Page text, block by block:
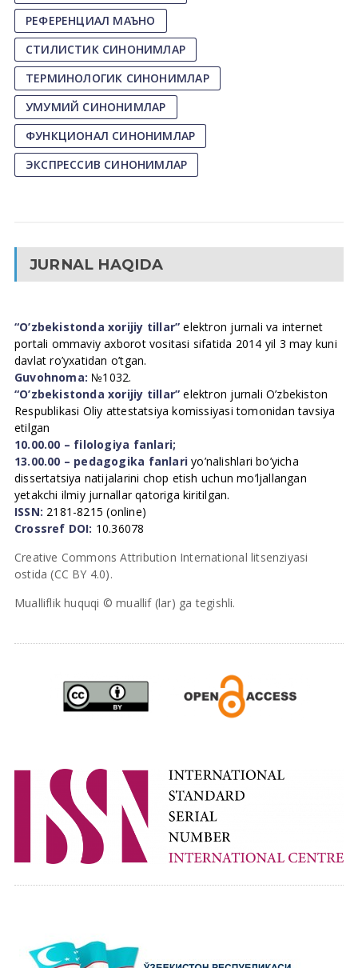
РЕФЕРЕНЦИАЛ МАЪНО
СТИЛИСТИК СИНОНИМЛАР
ТЕРМИНОЛОГИК СИНОНИМЛАР
УМУМИЙ СИНОНИМЛАР
ФУНКЦИОНАЛ СИНОНИМЛАР
ЭКСПРЕССИВ СИНОНИМЛАР
JURNAL HAQIDA
“O’zbekistonda xorijiy tillar” elektron jurnali va internet
portali ommaviy axborot vositasi sifatida 2014 yil 3 may kuni
davlat ro’yxatidan o’tgan.
Guvohnoma: №1032.
“O’zbekistonda xorijiy tillar” elektron jurnali O’zbekiston
Respublikasi Oliy attestatsiya komissiyasi tomonidan tavsiya
etilgan
10.00.00 – filologiya fanlari;
13.00.00 – pedagogika fanlari yo’nalishlari bo’yicha
dissertatsiya natijalarini chop etish uchun mo’ljallangan
yetakchi ilmiy jurnallar qatoriga kiritilgan.
ISSN: 2181-8215 (online)
Crossref DOI: 10.36078
Creative Commons Attribution International litsenziyasi
ostida (CC BY 4.0).
Mualliflik huquqi © muallif (lar) ga tegishli.